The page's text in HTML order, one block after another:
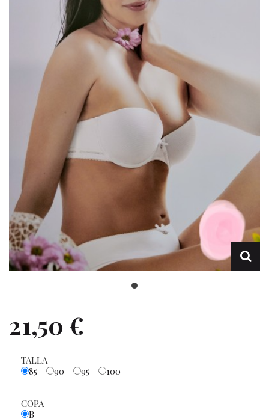
Lencería
Prendas moldeadoras
Hombre
Ortopedia
Outlet
21,50 €
TALLA
85
90 95 100
COPA
B